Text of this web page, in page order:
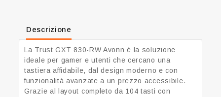
Descrizione
La Trust GXT 830-RW Avonn è la soluzione
ideale per gamer e utenti che cercano una
tastiera affidabile, dal design moderno e con
funzionalità avanzate a un prezzo accessibile.
Grazie al layout completo da 104 tasti con